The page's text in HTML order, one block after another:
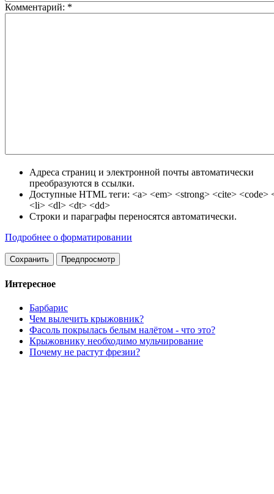
Комментарий: *
Адреса страниц и электронной почты автоматически
преобразуются в ссылки.
Доступные HTML теги: <a> <em> <strong> <cite> <code>
<li> <dl> <dt> <dd>
Строки и параграфы переносятся автоматически.
Подробнее о форматировании
Интересное
Барбарис
Чем вылечить крыжовник?
Фасоль покрылась белым налётом - что это?
Крыжовнику необходимо мульчирование
Почему не растут фрезии?